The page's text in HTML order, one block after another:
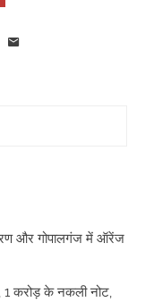
और गोपालगंज में ऑरेंज
1 करोड़ के नकली नोट,